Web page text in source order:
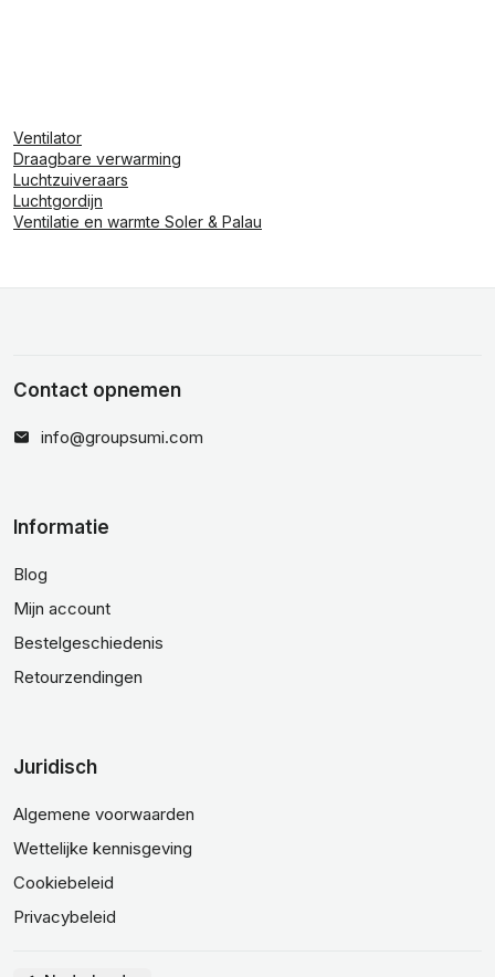
Ventilator
Draagbare verwarming
Luchtzuiveraars
Luchtgordijn
Ventilatie en warmte Soler & Palau
Contact opnemen
info@groupsumi.com
Informatie
Blog
Mijn account
Bestelgeschiedenis
Retourzendingen
Juridisch
Algemene voorwaarden
Wettelijke kennisgeving
Cookiebeleid
Privacybeleid